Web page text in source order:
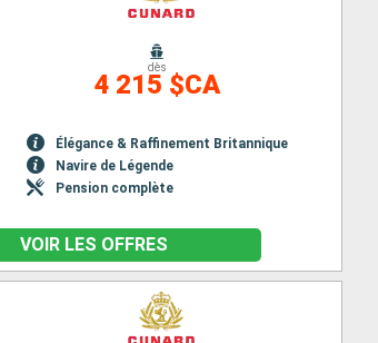
dès
4 215 $CA
Élégance & Raffinement Britannique
Navire de Légende
Pension complète
VOIR LES OFFRES